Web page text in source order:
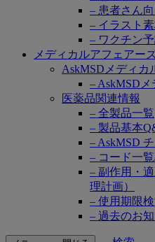
– 患者さん
– イラスト
– ワクチン
メディカルアフェアー
AskMSDメディカ
– AskMSD
医薬品関連情報
– 全製品一覧
– 製品基本
– AskMSD
– コード一
– 副作用・
理計画）
– 使用期限
– 過去のお